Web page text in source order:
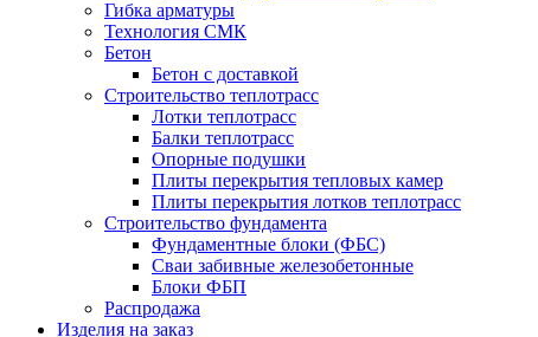
Гибка арматуры
Технология СМК
Бетон
Бетон с доставкой
Строительство теплотрасс
Лотки теплотрасс
Балки теплотрасс
Опорные подушки
Плиты перекрытия тепловых камер
Плиты перекрытия лотков теплотрасс
Строительство фундамента
Фундаментные блоки (ФБС)
Сваи забивные железобетонные
Блоки ФБП
Распродажа
Изделия на заказ